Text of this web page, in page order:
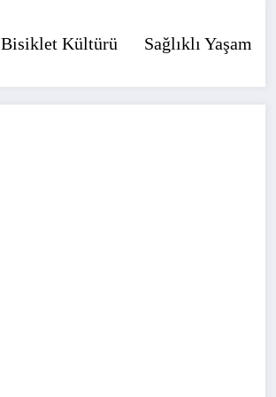
Bisiklet Kültürü Sağlıklı Yaşam